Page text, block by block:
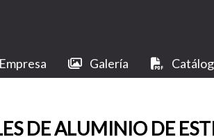
Empresa Galería
DE ALUMINIO DE